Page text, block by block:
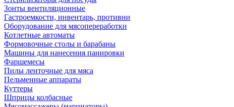
Зонты вентиляционные
Гастроемкости, инвентарь, противни
Оборудование для мясопереработки
Котлетные автоматы
Формовочные столы и барабаны
Машины для нанесения панировки
Фаршемесы
Пилы ленточные для мяса
Пельменные аппараты
Куттеры
Шприцы колбасные